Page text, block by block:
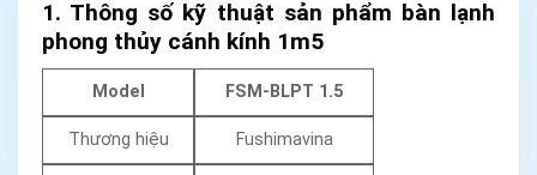
1. Thông số kỹ thuật sản phẩm bàn lạnh
phong thủy cánh kính 1m5
Model FSM-BLPT 1.5
Thương hiệu Fushimavina